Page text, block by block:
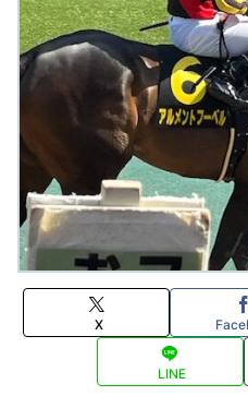
X
LINE